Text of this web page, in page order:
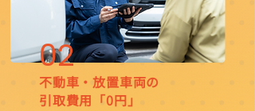
02
不動車・放置車両の
引取費用「0円」